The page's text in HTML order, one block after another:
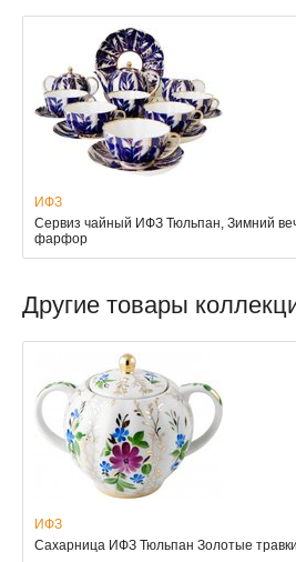
ИФЗ
Сервиз чайный ИФЗ Тюльпан, Зимний
фарфор
Другие товары
ИФЗ
Сахарница ИФЗ Тюльпан Золотые